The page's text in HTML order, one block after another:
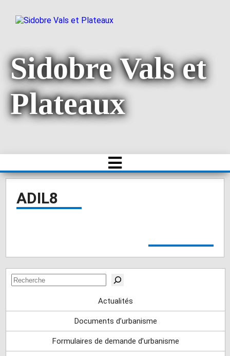
Sidobre Vals et
Plateaux
ADIL8
Rechercher
Actualités
Documents d’urbanisme
Formulaires de demande d’urbanisme